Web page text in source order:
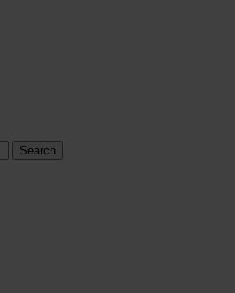
Search